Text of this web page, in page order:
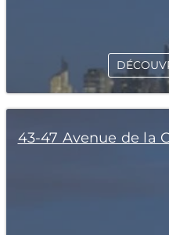
43-47 Avenue de la